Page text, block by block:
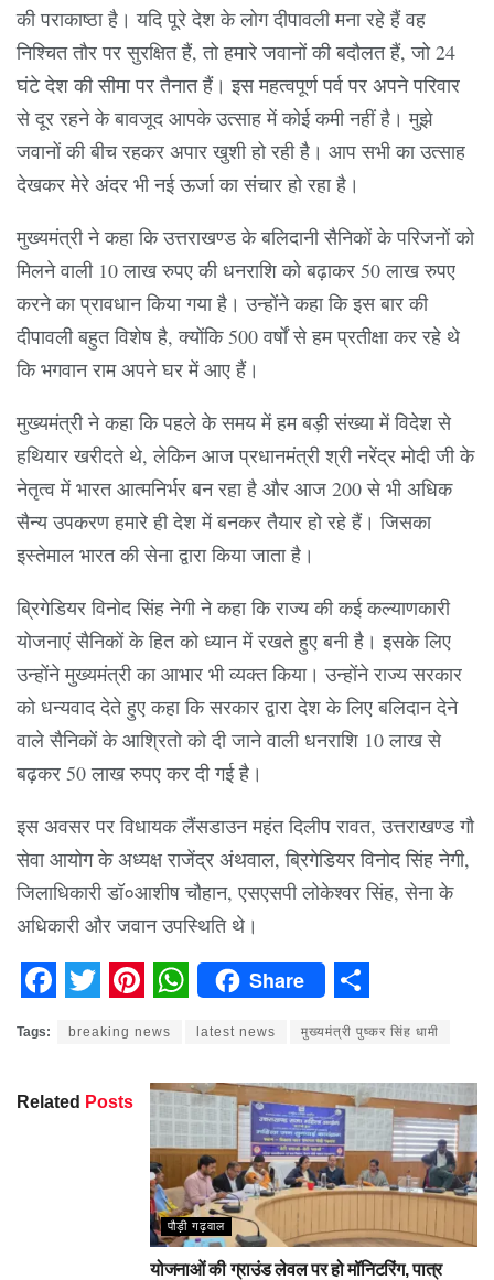
की पराकाष्ठा है। यदि पूरे देश के लोग दीपावली मना रहे हैं वह
निश्चित तौर पर सुरक्षित हैं, तो हमारे जवानों की बदौलत हैं, जो 24
घंटे देश की सीमा पर तैनात हैं। इस महत्वपूर्ण पर्व पर अपने परिवार
से दूर रहने के बावजूद आपके उत्साह में कोई कमी नहीं है। मुझे
जवानों की बीच रहकर अपार खुशी हो रही है। आप सभी का उत्साह
देखकर मेरे अंदर भी नई ऊर्जा का संचार हो रहा है।
मुख्यमंत्री ने कहा कि उत्तराखण्ड के बलिदानी सैनिकों के परिजनों को
मिलने वाली 10 लाख रुपए की धनराशि को बढ़ाकर 50 लाख रुपए
करने का प्रावधान किया गया है। उन्होंने कहा कि इस बार की
दीपावली बहुत विशेष है, क्योंकि 500 वर्षों से हम प्रतीक्षा कर रहे थे
कि भगवान राम अपने घर में आए हैं।
मुख्यमंत्री ने कहा कि पहले के समय में हम बड़ी संख्या में विदेश से
हथियार खरीदते थे, लेकिन आज प्रधानमंत्री श्री नरेंद्र मोदी जी के
नेतृत्व में भारत आत्मनिर्भर बन रहा है और आज 200 से भी अधिक
सैन्य उपकरण हमारे ही देश में बनकर तैयार हो रहे हैं। जिसका
इस्तेमाल भारत की सेना द्वारा किया जाता है।
ब्रिगेडियर विनोद सिंह नेगी ने कहा कि राज्य की कई कल्याणकारी
योजनाएं सैनिकों के हित को ध्यान में रखते हुए बनी है। इसके लिए
उन्होंने मुख्यमंत्री का आभार भी व्यक्त किया। उन्होंने राज्य सरकार
को धन्यवाद देते हुए कहा कि सरकार द्वारा देश के लिए बलिदान देने
वाले सैनिकों के आश्रितो को दी जाने वाली धनराशि 10 लाख से
बढ़कर 50 लाख रुपए कर दी गई है।
इस अवसर पर विधायक लैंसडाउन महंत दिलीप रावत, उत्तराखण्ड गौ
सेवा आयोग के अध्यक्ष राजेंद्र अंथवाल, ब्रिगेडियर विनोद सिंह नेगी,
जिलाधिकारी डॉ०आशीष चौहान, एसएसपी लोकेश्वर सिंह, सेना के
अधिकारी और जवान उपस्थिति थे।
Share
Share
Tags: breaking news latest news मुख्यमंत्री पुष्कर सिंह धामी
Related Posts
पौड़ी गढ़वाल
योजनाओं की ग्राउंड लेवल पर हो मॉनिटरिंग, पात्र